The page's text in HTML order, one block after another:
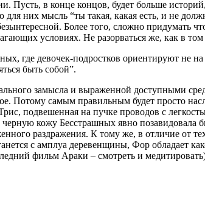
Пусть, в конце концов, будет больше
них мысль “ты такая, какая есть, и не
Более того, сложно придумать
условиях. Не разорваться же, как в
где девочек-подростков ориентируют не
быть собой”.
замысла и выраженной доступными
Потому самым правильным будет просто
подвешенная на пучке проводов с
кожу Бесстрашных явно
раздражения. К тому же, в отличие от
с амплуа деревенщины, Фор
фильм Араки – смотреть и